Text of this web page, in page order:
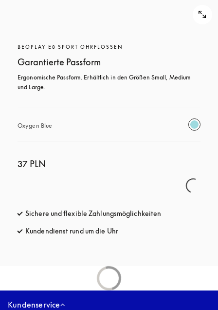
BEOPLAY E8 SPORT OHRFLOSSEN
Garantierte Passform
Ergonomische Passform. Erhältlich in den Größen Small, Medium
und Large.
Oxygen Blue
37 PLN
Sichere und flexible Zahlungsmöglichkeiten
Kundendienst rund um die Uhröffnet sich in einem neuen Tab
Kundenservice